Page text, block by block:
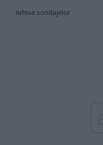
Arhiva sondajelor